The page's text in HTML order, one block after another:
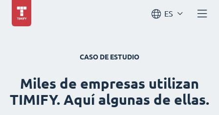
ES
CASO DE ESTUDIO
Miles de empresas utilizan
TIMIFY. Aquí algunas de ellas.